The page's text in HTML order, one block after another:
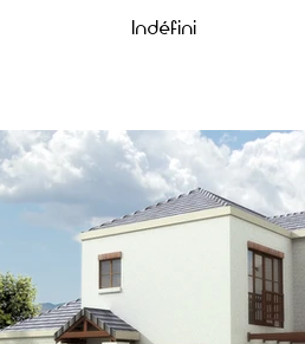
Indéfini